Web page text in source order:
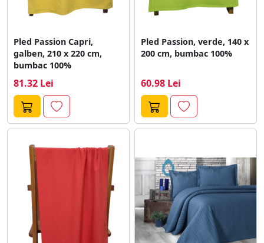
Pled Passion Capri,
galben, 210 x 220 cm,
bumbac 100%
81.32 Lei
Pled Passion, verde, 140 x
200 cm, bumbac 100%
60.98 Lei